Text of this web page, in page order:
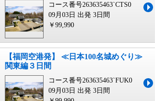
コース番号263635463`CTS0
09月03日 出発 3日間
￥99,990
【福岡空港発】 ≪日本100名城めぐり≫
関東編３日間
コース番号263635463`FUK0
09月03日 出発 3日間